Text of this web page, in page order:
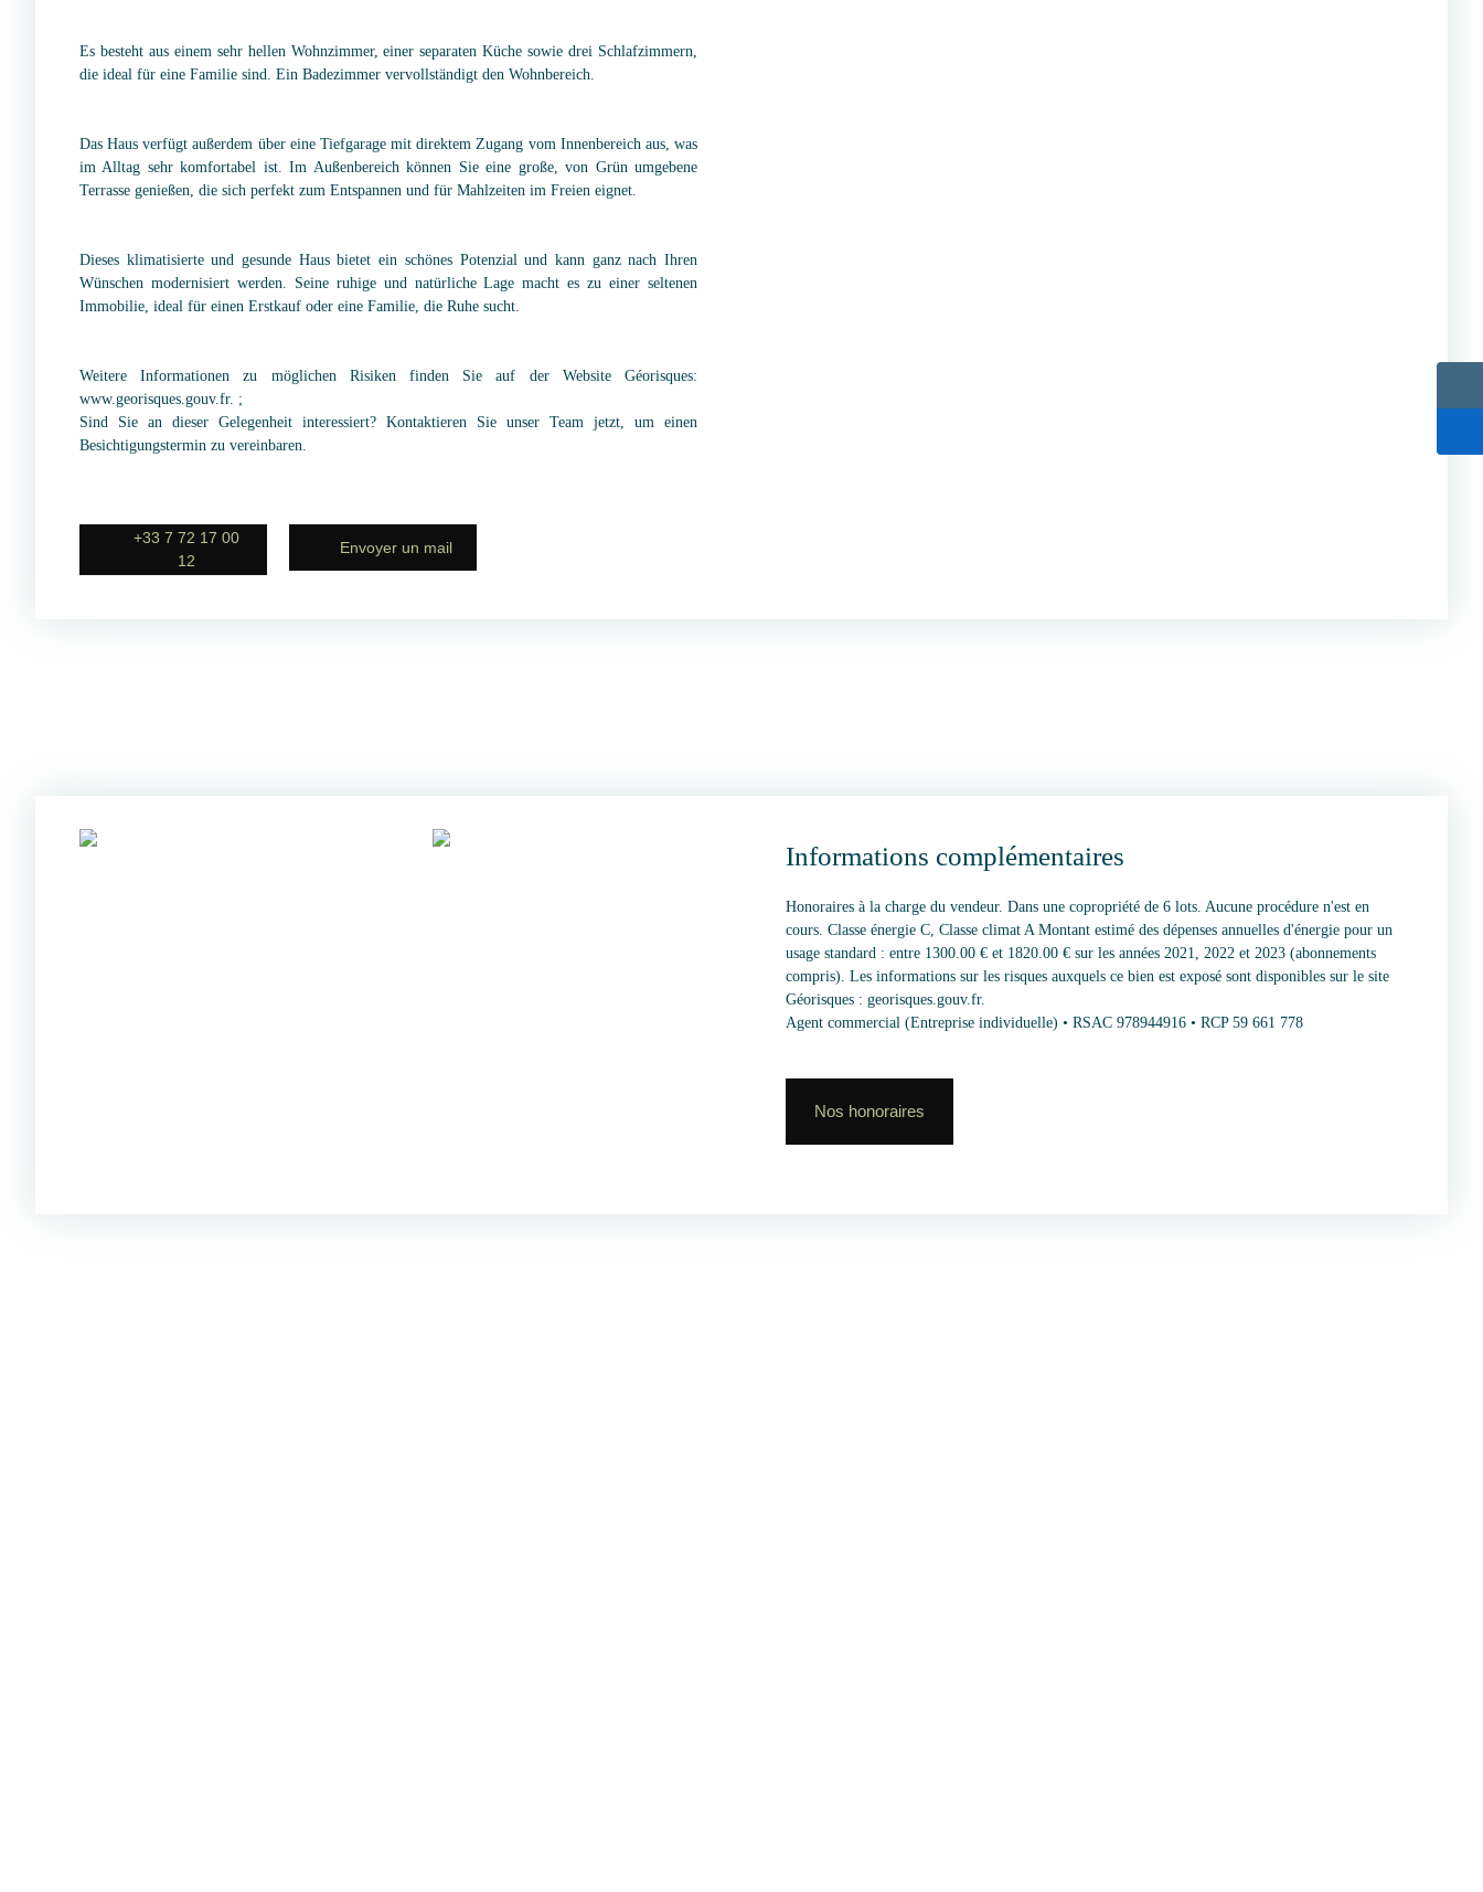
Es besteht aus einem sehr hellen Wohnzimmer, einer separaten Küche sowie drei Schlafzimmern,
die ideal für eine Familie sind. Ein Badezimmer vervollständigt den Wohnbereich.
Das Haus verfügt außerdem über eine Tiefgarage mit direktem Zugang vom Innenbereich aus, was
im Alltag sehr komfortabel ist. Im Außenbereich können Sie eine große, von Grün umgebene
Terrasse genießen, die sich perfekt zum Entspannen und für Mahlzeiten im Freien eignet.
Dieses klimatisierte und gesunde Haus bietet ein schönes Potenzial und kann ganz nach Ihren
Wünschen modernisiert werden. Seine ruhige und natürliche Lage macht es zu einer seltenen
Immobilie, ideal für einen Erstkauf oder eine Familie, die Ruhe sucht.
Weitere Informationen zu möglichen Risiken finden Sie auf der Website Géorisques:
www.georisques.gouv.fr. ;
Sind Sie an dieser Gelegenheit interessiert? Kontaktieren Sie unser Team jetzt, um einen
Besichtigungstermin zu vereinbaren.
+33 7 72 17 00
12
Envoyer un mail
Informations complémentaires
Honoraires à la charge du vendeur. Dans une copropriété de 6 lots. Aucune procédure n'est en
cours. Classe énergie C, Classe climat A Montant estimé des dépenses annuelles d'énergie pour un
usage standard : entre 1300.00 € et 1820.00 € sur les années 2021, 2022 et 2023 (abonnements
compris). Les informations sur les risques auxquels ce bien est exposé sont disponibles sur le site
Géorisques : georisques.gouv.fr.
Agent commercial (Entreprise individuelle) • RSAC 978944916 • RCP 59 661 778
Nos honoraires